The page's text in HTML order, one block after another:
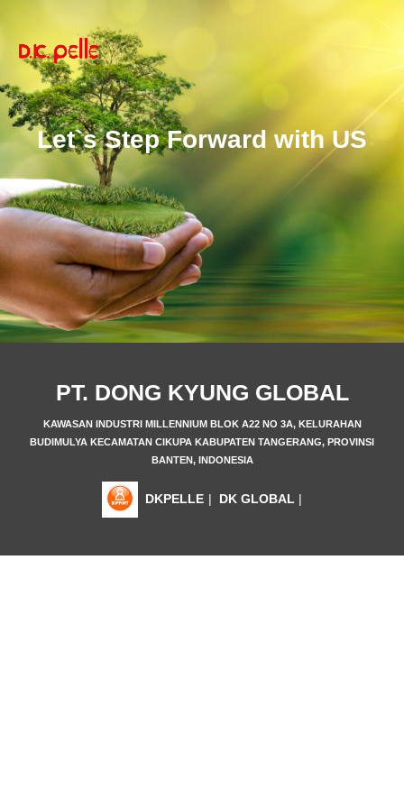
Let`s Step Forward with US
PT. DONG KYUNG GLOBAL
KAWASAN INDUSTRI MILLENNIUM BLOK A22 NO 3A, KELURAHAN
BUDIMULYA KECAMATAN CIKUPA KABUPATEN TANGERANG, PROVINSI
BANTEN, INDONESIA
DKPELLE | DK GLOBAL |